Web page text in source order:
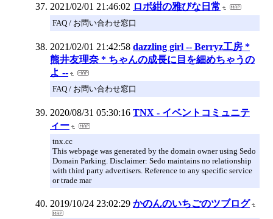
2021/02/01 21:46:02 ロボ紺の雅びな日常
FAQ / お問い合わせ窓口
2021/02/01 21:42:58 dazzling girl -- Berryz工房 *
熊井友理奈 * ちゃんの成長に目を細めちゃうの
よ --
FAQ / お問い合わせ窓口
2020/08/31 05:30:16 TNX - イベントコミュニテ
ィー
tnx.cc
This webpage was generated by the domain owner using Sedo
Domain Parking. Disclaimer: Sedo maintains no relationship
with third party advertisers. Reference to any specific service
or trade mar
2019/10/24 23:02:29 かのんのいちごのツブログ